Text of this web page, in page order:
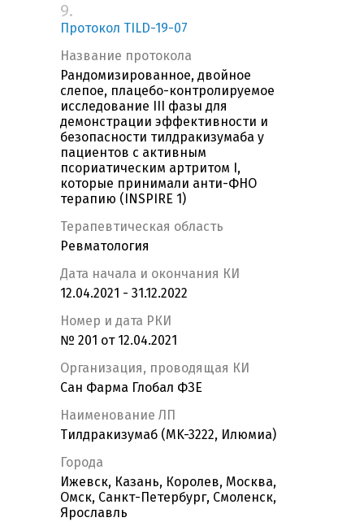
9.
Протокол TILD-19-07
Название протокола
Рандомизированное, двойное
слепое, плацебо-контролируемое
исследование III фазы для
демонстрации эффективности и
безопасности тилдракизумаба у
пациентов с активным
псориатическим артритом I,
которые принимали анти-ФНО
терапию (INSPIRE 1)
Терапевтическая область
Ревматология
Дата начала и окончания КИ
12.04.2021 - 31.12.2022
Номер и дата РКИ
№ 201 от 12.04.2021
Организация, проводящая КИ
Сан Фарма Глобал ФЗЕ
Наименование ЛП
Тилдракизумаб (MK-3222, Илюмиа)
Города
Ижевск, Казань, Королев, Москва,
Омск, Санкт-Петербург, Смоленск,
Ярославль